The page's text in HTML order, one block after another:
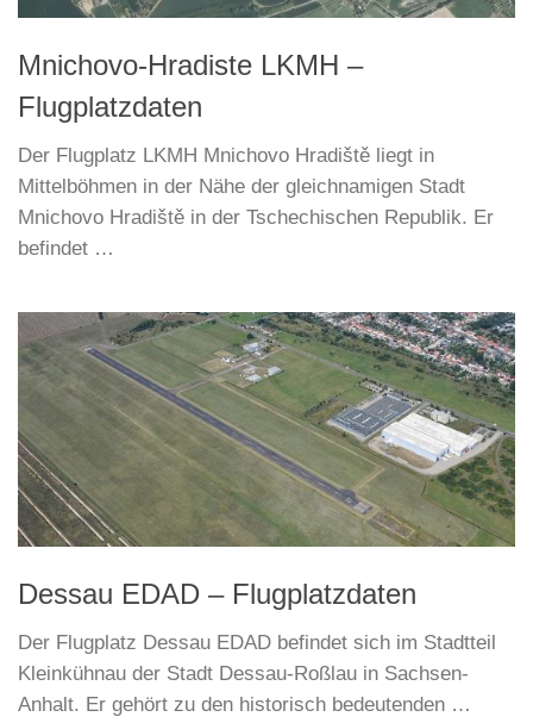
Mnichovo-Hradiste LKMH –
Flugplatzdaten
Der Flugplatz LKMH Mnichovo Hradiště liegt in
Mittelböhmen in der Nähe der gleichnamigen Stadt
Mnichovo Hradiště in der Tschechischen Republik. Er
befindet …
Dessau EDAD – Flugplatzdaten
Der Flugplatz Dessau EDAD befindet sich im Stadtteil
Kleinkühnau der Stadt Dessau-Roßlau in Sachsen-
Anhalt. Er gehört zu den historisch bedeutenden …